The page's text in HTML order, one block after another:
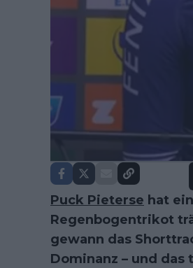
Puck Pieterse hat
Regenbogentrikot
gewann das
Dominanz – und